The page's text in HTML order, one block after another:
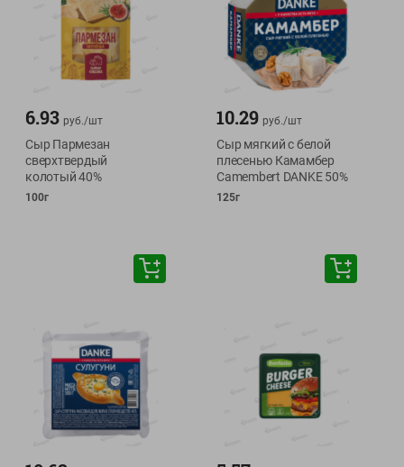
6.93 руб./шт
Сыр Пармезан
сверхтвердый
колотый 40%
100г
10.29 руб./шт
Сыр мягкий с белой
плесенью Камамбер
Camembert DANKE 50%
125г